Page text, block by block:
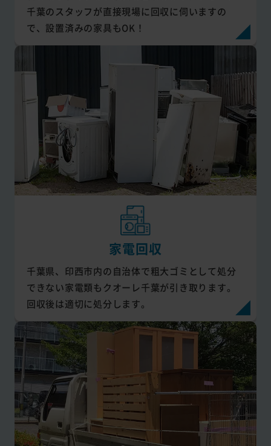
千葉のスタッフが直接現場に回収に伺いますの
で、設置済みの家具もOK！
家電回収
千葉県、印西市内の自治体で粗大ゴミとして処分
できない家電類もクオーレ千葉が引き取ります。
回収後は適切に処分します。